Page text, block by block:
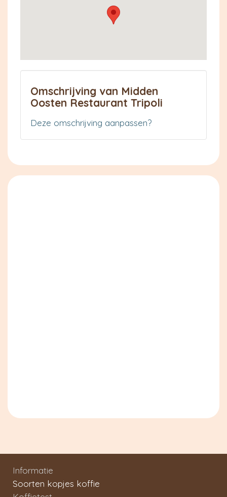
Omschrijving van Midden
Oosten Restaurant Tripoli
Deze omschrijving aanpassen?
Informatie
Soorten kopjes koffie